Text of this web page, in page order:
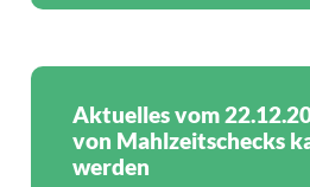
Aktuelles vom
von Mahlzeitschecks
werden